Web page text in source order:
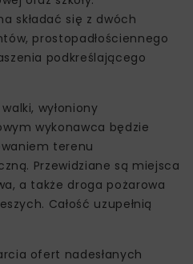
składać się z dwóch
prostopadłościennego
podkreślającego
wyłoniony
wykonawca będzie
terenu
Przewidziane są miejsca
a także droga pożarowa
Całość uzupełnią
ofert nadesłanych